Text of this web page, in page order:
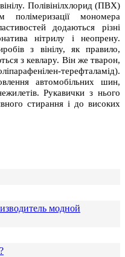
Полівінілхлорид (ПВХ)
полімеризації мономера
додаються різні
нітрилу і неопрену.
з вінілу, як правило,
з кевлару. Він же тварон,
терефталамід).
автомобільних шин,
Рукавички з нього
стирання і до високих
модной